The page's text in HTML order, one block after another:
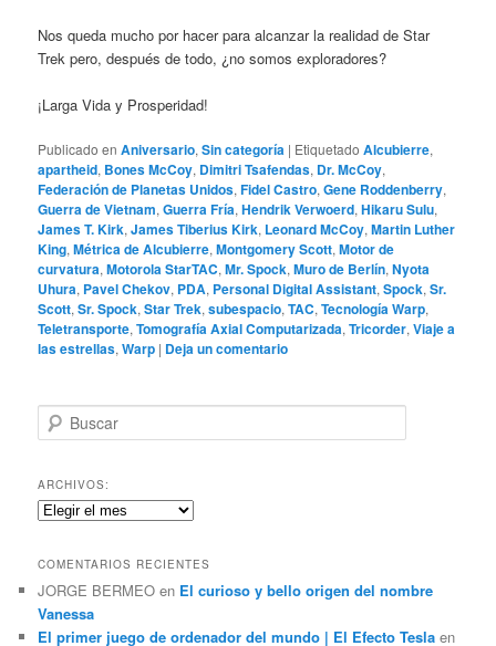
Nos queda mucho por hacer para alcanzar la realidad de Star
Trek pero, después de todo, ¿no somos exploradores?
¡Larga Vida y Prosperidad!
Publicado en Aniversario,Sin categoría | Etiquetado Alcubierre,
apartheid, Bones McCoy, Dimitri Tsafendas, Dr. McCoy,
Federación de Planetas Unidos,Fidel Castro,Gene Roddenberry,
Guerra de Vietnam,Guerra Fría,Hendrik Verwoerd,Hikaru Sulu,
James T. Kirk,James Tiberius Kirk, Leonard McCoy,Martin Luther
King,Métrica de Alcubierre,Montgomery Scott,Motor de
curvatura,Motorola StarTAC,Mr. Spock,Muro de Berlín,Nyota
Uhura, Pavel Chekov, PDA, Personal Digital Assistant,Spock,Sr.
Scott,Sr. Spock,Star Trek,subespacio,TAC,Tecnología Warp,
Teletransporte,Tomografía Axial Computarizada,Tricorder,Viaje a
las estrellas,Warp | Deja un comentario
u
c
a
r
ARCHIVOS:
Archivos:
COMENTARIOS RECIENTES
JORGE BERMEO en El curioso y bello origen del nombre
Vanessa
El primer juego de ordenador del mundo | El Efecto Tesla en